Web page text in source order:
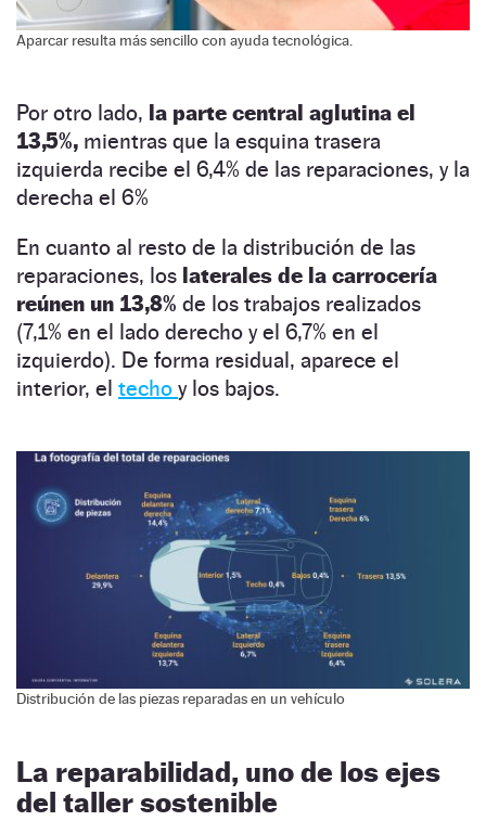
Aparcar resulta más sencillo con ayuda tecnológica.
Por otro lado, la parte central aglutina el
13,5%, mientras que la esquina trasera
izquierda recibe el 6,4% de las reparaciones, y la
derecha el 6%
En cuanto al resto de la distribución de las
reparaciones, los laterales de la carrocería
reúnen un 13,8% de los trabajos realizados
(7,1% en el lado derecho y el 6,7% en el
izquierdo). De forma residual, aparece el
interior, el techo y los bajos.
Distribución de las piezas reparadas en un vehículo
La reparabilidad, uno de los ejes
del taller sostenible